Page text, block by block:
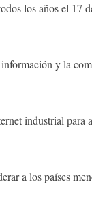
los años el
y la
industrial
a los países